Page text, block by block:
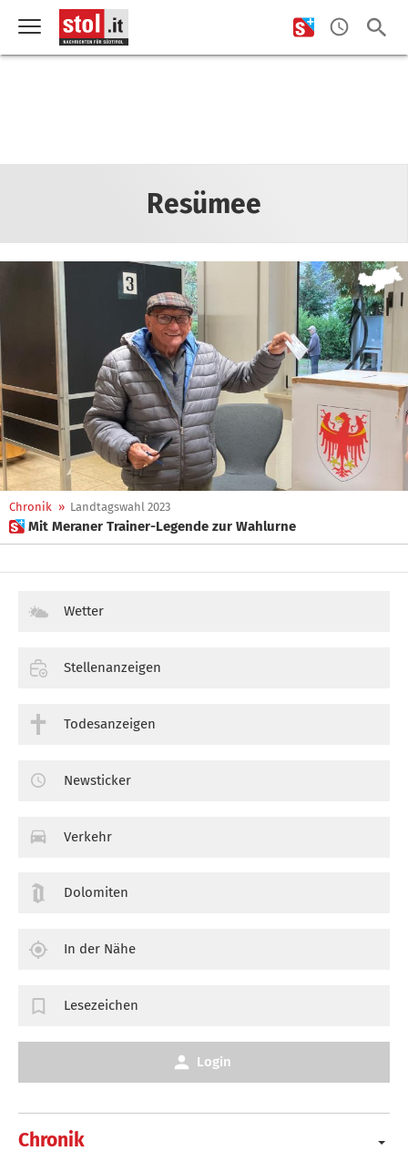
Resümee
Chronik » Landtagswahl 2023
 Mit Meraner Trainer-Legende zur Wahlurne
Chronik
Wetter
Stellenanzeigen
Todesanzeigen
Newsticker
Verkehr
Dolomiten
In der Nähe
Lesezeichen
Login